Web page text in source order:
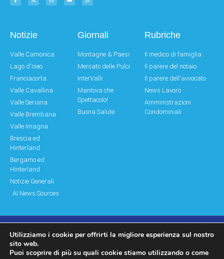
Notizie
Valle Camonica
Lago d'Iseo
Franciacorta
Valle Cavallina
Valle Seriana
Valle Brembana
Valle Imagna
Brescia ed
Hinterland
Bergamo ed
Hinterland
Notizie Generali
AI News Sources
Giornali
Montagne & Paesi
Mercato delle Pulci
interValli
Mantova che
Spettacolo!
Buona Salute
Rubriche
Il medico di famiglia
Il parere del notaio
Il parere dell'avvocato
News Lavoro
Amministrazioni
Condominiali
© Copyright 2011 – 2026 Montagne & Paesi
Log In|Log Out Privacy Policy
Utilizziamo i cookie per offrirti la migliore esperienza sul nostro
sito web.
Puoi scoprire di più su quali cookie stiamo utilizzando o come